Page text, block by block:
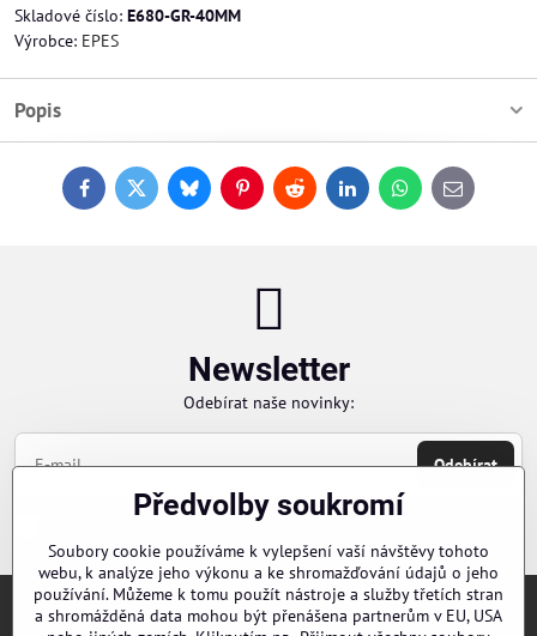
Skladové číslo: E680-GR-40MM
Výrobce: EPES
Popis
FacebookTwitterBlueskyPinterestReddit LinkedInWhatsApp
E-
mail
Newsletter
Odebírat naše novinky:
Odebírat
Chci se přihlásit k odběru novinek e-mailem
Objednávky
Předvolby soukromí
Soubory cookie používáme k vylepšení vaší návštěvy tohoto
webu, k analýze jeho výkonu a ke shromažďování údajů o jeho
používání. Můžeme k tomu použít nástroje a služby třetích stran
a shromážděná data mohou být přenášena partnerům v EU, USA